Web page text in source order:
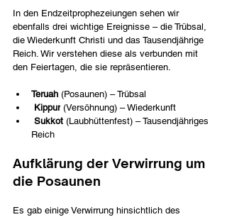
In den Endzeitprophezeiungen sehen wir
ebenfalls drei wichtige Ereignisse – die Trübsal,
die Wiederkunft Christi und das Tausendjährige
Reich. Wir verstehen diese als verbunden mit
den Feiertagen, die sie repräsentieren.
Teruah (Posaunen) – Trübsal
Kippur (Versöhnung) – Wiederkunft
Sukkot (Laubhüttenfest) – Tausendjähriges
Reich
Aufklärung der Verwirrung um
die Posaunen
Es gab einige Verwirrung hinsichtlich des